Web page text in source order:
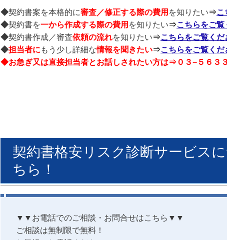
◆契約書案を本格的に審査／修正する際の費用 を知りたい⇒こ
◆契約書を一から作成する際の費用 を知りたい⇒こちらをご覧
◆契約書作成／審査依頼の流れを知りたい⇒こちらをご覧くだ
◆担当者に もう少し詳細な情報を聞きたい⇒こちらをご覧くだ
◆お急ぎ又は直接担当者とお話しされたい方は⇒０３−５６３
契約書格安リスク診断サービス
ちら！
▼▼お電話でのご相談・お問合せはこちら▼▼
ご相談は無制限で無料！